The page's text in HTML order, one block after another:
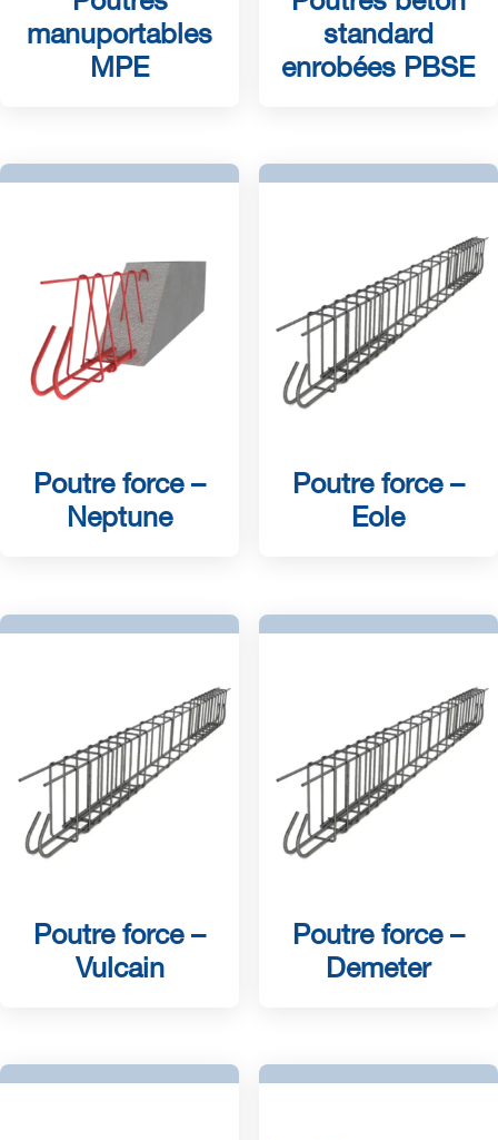
manuportables
MPE
standard
enrobées PBSE
Poutre force –
Neptune
Poutre force –
Eole
Poutre force –
Vulcain
Poutre force –
Demeter